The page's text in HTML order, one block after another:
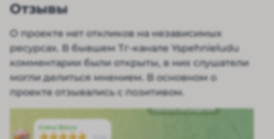
Отзывы
О проекте нет откликов на независимых
ресурсах. В бывшем Тг-канале Yspehnieludu
комментарии были открыты, в них слушатели
могли делиться мнением. В основном о
проекте отзывались с позитивом.